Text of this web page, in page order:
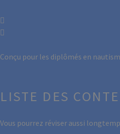
Conçu pour les diplômés en
LISTE DES
Vous pourrez réviser aussi